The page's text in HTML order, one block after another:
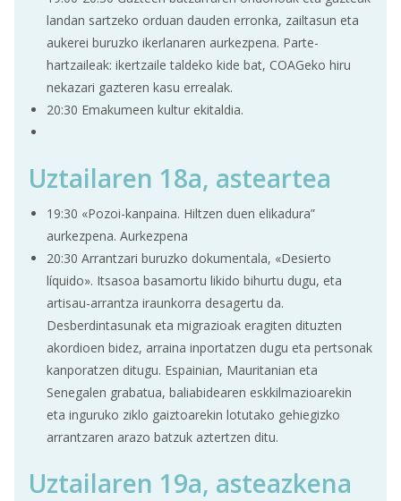
landan sartzeko orduan dauden erronka, zailtasun eta
aukerei buruzko ikerlanaren aurkezpena. Parte-
hartzaileak: ikertzaile taldeko kide bat, COAGeko hiru
nekazari gazteren kasu errealak.
20:30 Emakumeen kultur ekitaldia.
Uztailaren 18a, asteartea
19:30 «Pozoi-kanpaina. Hiltzen duen elikadura”
aurkezpena. Aurkezpena
20:30 Arrantzari buruzko dokumentala, «Desierto
líquido». Itsasoa basamortu likido bihurtu dugu, eta
artisau-arrantza iraunkorra desagertu da.
Desberdintasunak eta migrazioak eragiten dituzten
akordioen bidez, arraina inportatzen dugu eta pertsonak
kanporatzen ditugu. Espainian, Mauritanian eta
Senegalen grabatua, baliabidearen eskkilmazioarekin
eta inguruko ziklo gaiztoarekin lotutako gehiegizko
arrantzaren arazo batzuk aztertzen ditu.
Uztailaren 19a, asteazkena